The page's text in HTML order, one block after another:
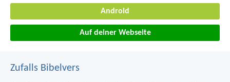
Android
Auf deiner Webseite
Zufalls Bibelvers